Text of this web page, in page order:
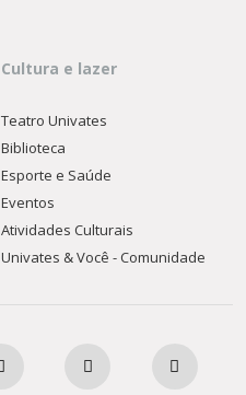
Cultura e lazer
Teatro Univates
Biblioteca
Esporte e Saúde
Eventos
Atividades Culturais
Univates & Você - Comunidade